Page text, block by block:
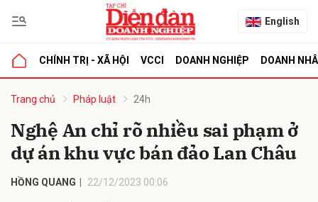
English
CHÍNH TRỊ - XÃ HỘI VCCI DOANH NGHIỆP DOANH
Trang chủ Pháp luật 24h
Nghệ An chỉ rõ nhiều sai phạm ở
dự án khu vực bán đảo Lan Châu
HỒNG QUANG 22/12/2023 00:06
luận